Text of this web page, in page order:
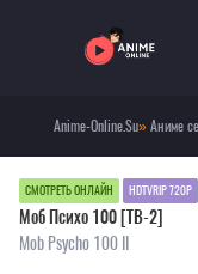
Anime-Online.Su»Аниме
СМОТРЕТЬ ОНЛАЙН HDTVRIP 720P
Моб Психо 100 [ТВ-2]
Mob Psycho 100 II